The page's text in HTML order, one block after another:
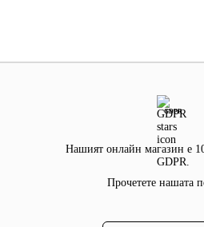
GDPR
Нашият онлайн магазин е
GDPR.
Прочетете нашата